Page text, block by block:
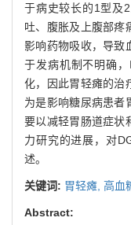
于病史较长的1型及
吐、腹胀及上腹部疼
影响药物吸收，导致
于发病机制不明确
化，因此胃轻瘫的治
为是影响糖尿病患者
要以减轻胃肠道症状
力研究的进展，对
述。
关键词: 胃轻瘫, 高血
Abstract: